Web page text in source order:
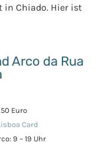
Chiado. Hier ist
Arco da Rua
Euro
Card
9 – 19 Uhr